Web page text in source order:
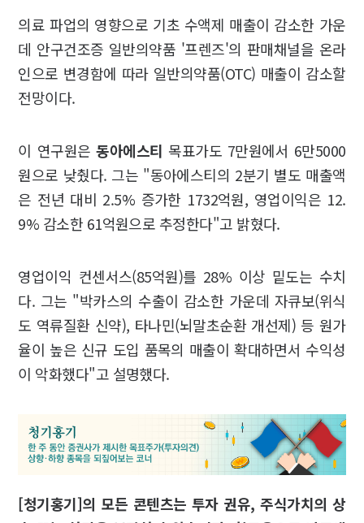
의료 파업의 영향으로 기초 수액제 매출이 감소한 가운
데 안구건조증 일반의약품 '프렌즈'의 판매채널을 온라
인으로 변경함에 따라 일반의약품(OTC) 매출이 감소할
전망이다.
이 연구원은동아에스티 목표가도 7만원에서 6만5000
원으로 낮췄다. 그는 "동아에스티의 2분기 별도 매출액
은 전년 대비 2.5% 증가한 1732억원, 영업이익은 12.
9% 감소한 61억원으로 추정한다"고 밝혔다.
영업이익 컨센서스(85억원)를 28% 이상 밑도는 수치
다. 그는 "박카스의 수출이 감소한 가운데 자큐보(위식
도 역류질환 신약), 타나민(뇌말초순환 개선제) 등 원가
율이 높은 신규 도입 품목의 매출이 확대하면서 수익성
이 악화했다"고 설명했다.
[청기홍기]의 모든 콘텐츠는 투자 권유, 주식가치의 상